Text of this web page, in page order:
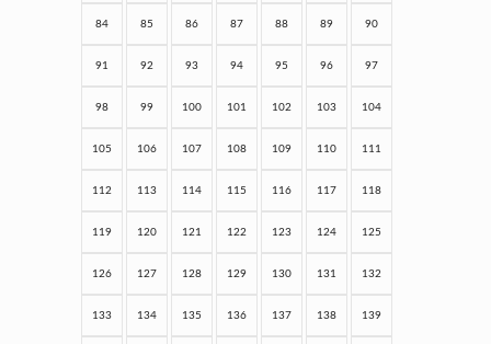
84 85 86 87 88 89 90
91 92 93 94 95 96 97
98 99 100 101 102 103 104
105 106 107 108 109 110 111
112 113 114 115 116 117 118
119 120 121 122 123 124 125
126 127 128 129 130 131 132
133 134 135 136 137 138 139